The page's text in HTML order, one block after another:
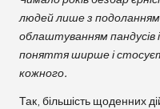
людей лише з
облаштуванням пандусів і
поняття ширше і
кожного.
Так, більшість щоденних